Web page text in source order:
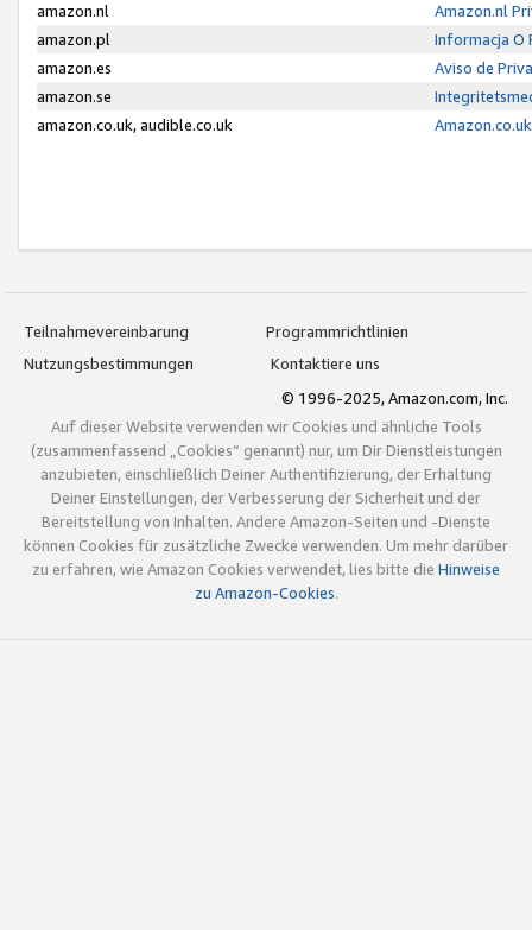
amazon.nl
Amazon.nl
amazon.pl
Informacja O
amazon.es
Aviso de
amazon.se
amazon.co.uk, audible.co.uk
Teilnahmevereinbarung
Programmrichtlinien
Nutzungsbestimmungen
Kontaktiere uns
© 1996-2025, Amazon.com, Inc.
Auf dieser Website verwenden wir Cookies und ähnliche Tools
(zusammenfassend „Cookies“ genannt) nur, um Dir Dienstleistungen
anzubieten, einschließlich Deiner Authentifizierung, der Erhaltung
Deiner Einstellungen, der Verbesserung der Sicherheit und der
Bereitstellung von Inhalten. Andere Amazon-Seiten und -Dienste
können Cookies für zusätzliche Zwecke verwenden. Um mehr darüber
zu erfahren, wie Amazon Cookies verwendet, lies bitte die Hinweise
zu Amazon-Cookies.